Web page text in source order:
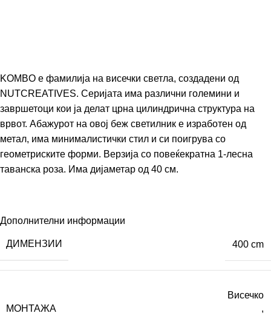
KOMBO е фамилија на висечки светла, создадени од
NUTCREATIVES. Серијата има различни големини и
завршетоци кои ја делат црна цилиндрична структура на
врвот. Абажурот на овој беж светилник е изработен од
метал, има минималистички стил и си поигрува со
геометриските форми. Верзија со повеќекратна 1-лесна
таванска роза. Има дијаметар од 40 см.
Дополнителни информации
ДИМЕНЗИИ 400 cm
МОНТАЖА
Висечко
,